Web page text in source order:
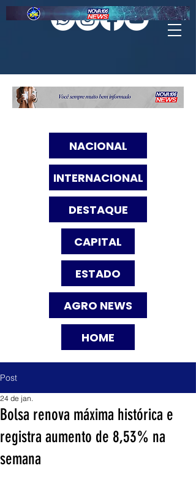
NACIONAL
INTERNACIONAL
DESTAQUE
CAPITAL
ESTADO
AGRO NEWS
HOME
Post
Bolsa renova máxima histórica e
registra aumento de 8,53% na
semana
24 de jan.